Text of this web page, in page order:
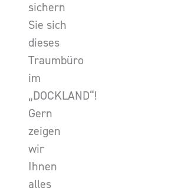
sichern
Sie sich
dieses
Traumbüro
im
„DOCKLAND“!
Gern
zeigen
wir
Ihnen
alles